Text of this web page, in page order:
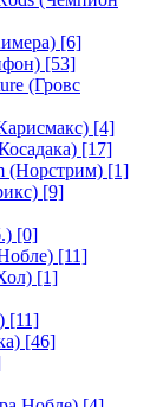
[6]
[53]
(Гровс
[4]
[17]
(Норстрим) [1]
[9]
[0]
[11]
[1]
[11]
[46]